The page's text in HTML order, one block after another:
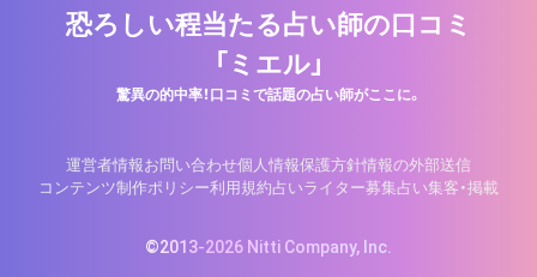
恐ろしい程当たる占い師の口コミ
「ミエル」
驚異の的中率！口コミで話題の占い師がここに。
運営者情報お問い合わせ個人情報保護方針情報の外部送信
コンテンツ制作ポリシー利用規約占いライター募集占い集客・掲載
©2013-2026 Nitti Company, Inc.